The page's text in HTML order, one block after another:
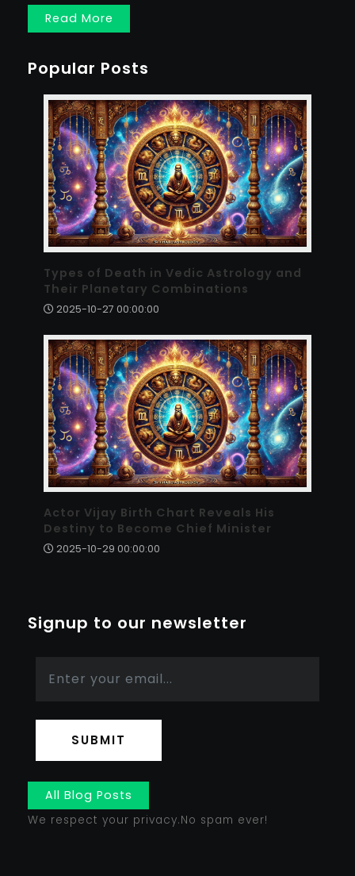
Read More
Popular Posts
Types of Death in Vedic Astrology and
Their Planetary Combinations
2025-10-27 00:00:00
Actor Vijay Birth Chart Reveals His
Destiny to Become Chief Minister
2025-10-29 00:00:00
Signup to our newsletter
SUBMIT
All Blog Posts
We respect your privacy.No spam ever!